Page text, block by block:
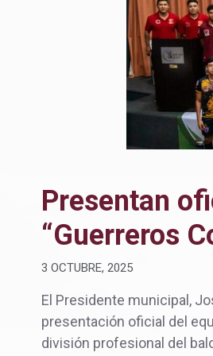
Presentan
“Guerreros
3 OCTUBRE, 2025
El Presidente municipal,
presentación oficial del
división profesional del